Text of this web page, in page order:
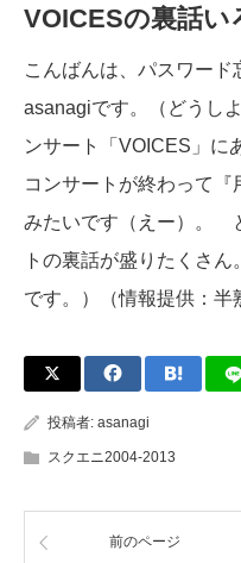
VOICESの裏話い
こんばんは、パスワー
asanagiです。（どうし
ンサート「VOICES」に
コンサートが終わって『
みたいです（えー）。
トの裏話が盛りたくさ
です。）（情報提供：半
投稿者: asanagi
スクエニ2004-2013
前のページ